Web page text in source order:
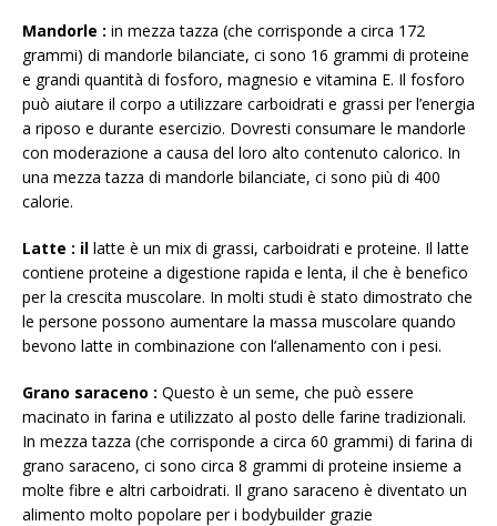
Mandorle : in mezza tazza (che corrisponde a circa 172
grammi) di mandorle bilanciate, ci sono 16 grammi di proteine ​​
e grandi quantità di fosforo, magnesio e vitamina E. Il fosforo
può aiutare il corpo a utilizzare carboidrati e grassi per l’energia
a riposo e durante esercizio. Dovresti consumare le mandorle
con moderazione a causa del loro alto contenuto calorico. In
una mezza tazza di mandorle bilanciate, ci sono più di 400
calorie.
Latte : il latte è un mix di grassi, carboidrati e proteine. Il latte
contiene proteine ​​a digestione rapida e lenta, il che è benefico
per la crescita muscolare. In molti studi è stato dimostrato che
le persone possono aumentare la massa muscolare quando
bevono latte in combinazione con l’allenamento con i pesi.
Grano saraceno : Questo è un seme, che può essere
macinato in farina e utilizzato al posto delle farine tradizionali.
In mezza tazza (che corrisponde a circa 60 grammi) di farina di
grano saraceno, ci sono circa 8 grammi di proteine ​​insieme a
molte fibre e altri carboidrati. Il grano saraceno è diventato un
alimento molto popolare per i bodybuilder grazie